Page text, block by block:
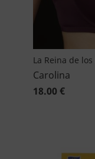
La Reina de
Carolina
18.00 €